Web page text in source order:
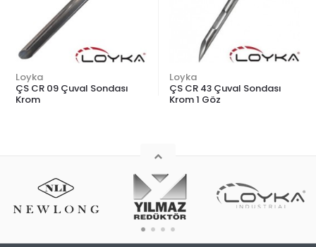
Loyka
ÇS CR 09 Çuval Sondası
Krom
Loyka
ÇS CR 43 Çuval Sondası
Krom 1 Göz